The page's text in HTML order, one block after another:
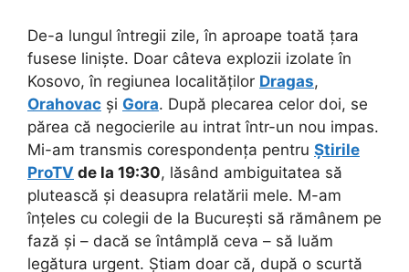
De-a lungul întregii zile, în aproape toată țara
fusese liniște. Doar câteva explozii izolate în
Kosovo, în regiunea localităților Dragas,
Orahovac și Gora. După plecarea celor doi, se
părea că negocierile au intrat într-un nou impas.
Mi-am transmis corespondența pentru Știrile
ProTV de la 19:30, lăsând ambiguitatea să
plutească și deasupra relatării mele. M-am
înțeles cu colegii de la București să rămânem pe
fază și – dacă se întâmplă ceva – să luăm
legătura urgent. Știam doar că, după o scurtă